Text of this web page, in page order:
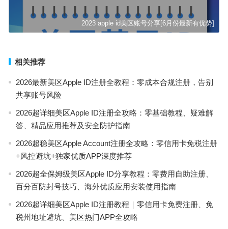
2023 apple id美区账号分享[6月份最新有优势]
相关推荐
2026最新美区Apple ID注册全教程：零成本合规注册，告别
共享账号风险
2026超详细美区Apple ID注册全攻略：零基础教程、疑难解
答、精品应用推荐及安全防护指南
2026超稳美区Apple Account注册全攻略：零信用卡免税注册
+风控避坑+独家优质APP深度推荐
2026超全保姆级美区Apple ID分享教程：零费用自助注册、
百分百防封号技巧、海外优质应用安装使用指南
2026超详细美区Apple ID注册教程｜零信用卡免费注册、免
税州地址避坑、美区热门APP全攻略